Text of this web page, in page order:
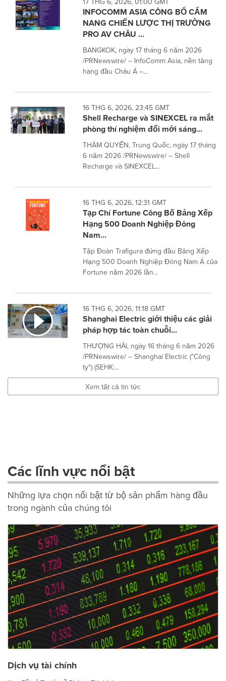
INFOCOMM ASIA CÔNG BỐ CẨM
NANG CHIẾN LƯỢC THỊ TRƯỜNG
PRO AV CHÂU ...
BANGKOK, ngày 17 tháng 6 năm 2026
/PRNewswire/ -- InfoComm Asia, nền tảng
hàng đầu Châu Á –...
16 THG 6, 2026, 23:45 GMT
Shell Recharge và SINEXCEL ra mắt
phòng thí nghiệm đổi mới sáng...
THÂM QUYẾN, Trung Quốc, ngày 17 tháng
6 năm 2026 /PRNewswire/ -- Shell
Recharge và SINEXCEL...
16 THG 6, 2026, 12:31 GMT
Tạp Chí Fortune Công Bố Bảng Xếp
Hạng 500 Doanh Nghiệp Đông
Nam...
Tập Đoàn Trafigura đứng đầu Bảng Xếp
Hạng 500 Doanh Nghiệp Đông Nam Á của
Fortune năm 2026 lần...
16 THG 6, 2026, 11:18 GMT
Shanghai Electric giới thiệu các giải
pháp hợp tác toàn chuỗi...
THƯỢNG HẢI, ngày 16 tháng 6 năm 2026
/PRNewswire/ -- Shanghai Electric ("Công
ty") (SEHK:...
Xem tất cả tin tức
Các lĩnh vực nổi bật
Những lựa chọn nổi bật từ bộ sản phẩm hàng đầu
trong ngành của chúng tôi
Dịch vụ tài chính